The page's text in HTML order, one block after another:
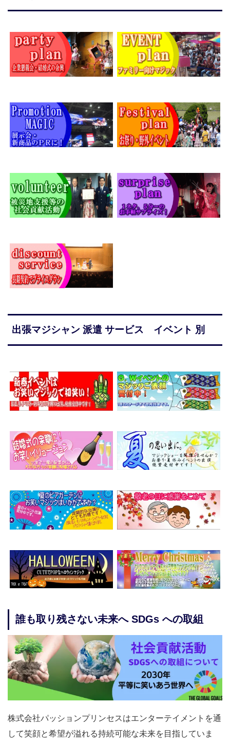
出張マジシャン 派遣 サービス イベント 別
誰も取り残さない未来へ SDGs への取組
株式会社パッションプリンセスはエンターテイメントを通
して笑顔と希望が溢れる持続可能な未来を目指していま